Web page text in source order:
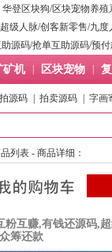
华登区块狗/区块宠物养殖
超级人脉/创客新零售/九度
源码/抢单互助源码/预
矿机 区块宠物
源码 拍卖源码 字画
列表 - 商品详细：
粉互赚,有钱还源码,
筹还款